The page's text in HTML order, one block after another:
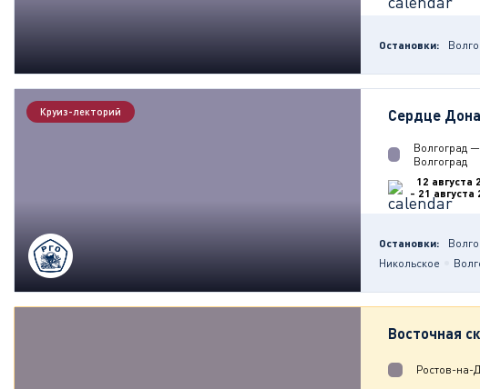
Остановки:
Круиз-лекторий Сердце Дона
Волгоград —
Волгоград
12 августа
- 21 августа
Остановки:
Никольское
Восточная
Ростов-на-